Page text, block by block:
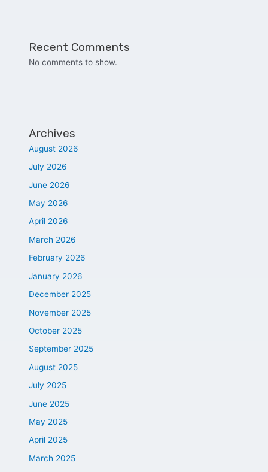
Recent Comments
No comments to show.
Archives
August 2026
July 2026
June 2026
May 2026
April 2026
March 2026
February 2026
January 2026
December 2025
November 2025
October 2025
September 2025
August 2025
July 2025
June 2025
May 2025
April 2025
March 2025